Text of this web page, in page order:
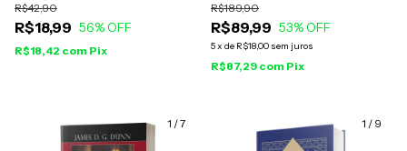
R$18,99
R$42,90
56% OFF
R$18,42 com Pix
R$89,99
R$189,90
53% OFF
5x de R$18,00 sem juros
R$87,29 com Pix
1 /7 1 / 9